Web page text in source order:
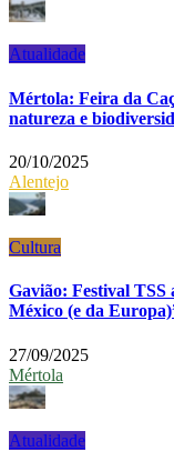
Atualidade
Mértola: Feira da
natureza e
20/10/2025
Alentejo
Cultura
Gavião: Festival
México (e da
27/09/2025
Mértola
Atualidade